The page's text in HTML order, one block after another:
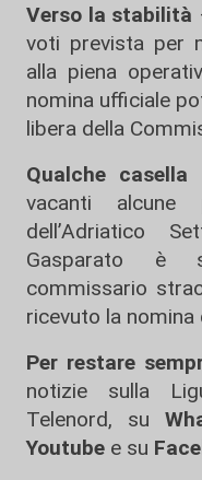
Verso la stabilità
voti prevista per
alla piena
nomina ufficiale
libera della
Qualche casella
vacanti alcune
dell’Adriatico
Gasparato è
commissario
ricevuto la nomina
Per restare
notizie sulla
Telenord, su
Youtube e su